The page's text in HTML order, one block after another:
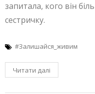
запитала, кого він
сестричку.
#Залишайся_живим
Читати далі